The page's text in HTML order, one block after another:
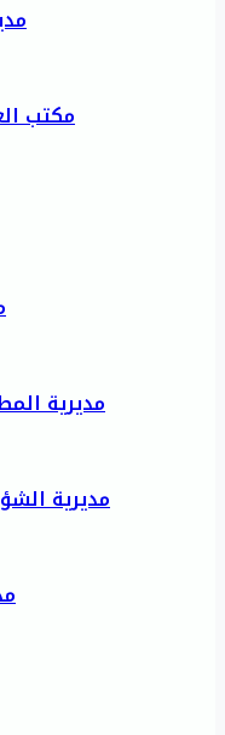
مكتب
مديرية
مديرية